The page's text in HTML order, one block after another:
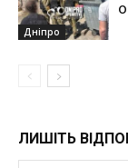
Дніпро
ЛИШІТЬ